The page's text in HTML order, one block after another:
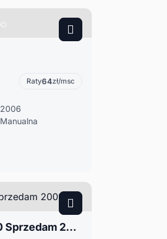
Raty64zł/msc
2006
Manualna
Renault Laguna III 2.0 Sprzedam 2008